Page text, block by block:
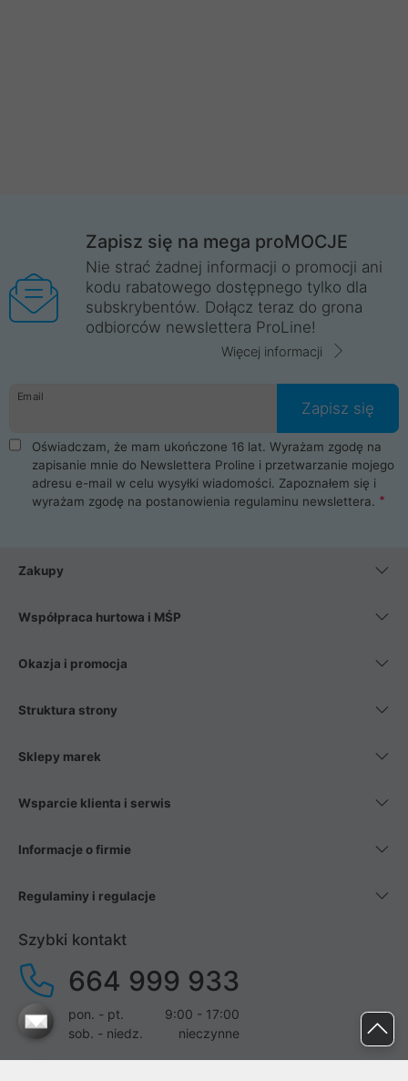
Zapisz się na mega proMOCJE
Nie strać żadnej informacji o promocji ani
kodu rabatowego dostępnego tylko dla
subskrybentów. Dołącz teraz do grona
odbiorców newslettera ProLine!
Więcej informacji
Email
Zapisz się
Oświadczam, że mam ukończone 16 lat. Wyrażam zgodę na
zapisanie mnie do Newslettera Proline i przetwarzanie mojego
adresu e-mail w celu wysyłki wiadomości. Zapoznałem się i
wyrażam zgodę na postanowienia regulaminu newslettera.
Zakupy
Współpraca hurtowa i MŚP
Okazja i promocja
Struktura strony
Sklepy marek
Wsparcie klienta i serwis
Informacje o firmie
Regulaminy i regulacje
Szybki kontakt
664 999 933
pon. - pt.
9:00 - 17:00
sob. - niedz.
nieczynne